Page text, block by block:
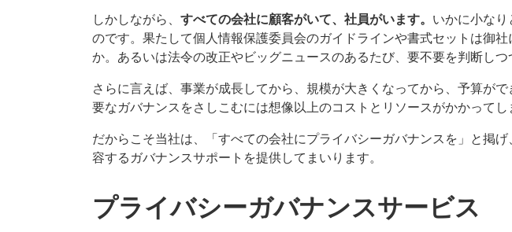
しかしながら、 すべての会社に顧客がいて、社員がいます。 いかに小な
のです。果たして個人情報保護委員会のガイドラインや書式セットは御
か。あるいは法令の改正やビッグニュースのあるたび、要不要を判断し
さらに言えば、事業が成長してから、規模が大きくなってから、予算が
要なガバナンスをさしこむには想像以上のコストとリソースがかかってし
だからこそ当社は、「すべての会社にプライバシーガバナンスを」と掲
容するガバナンスサポートを提供してまいります。
プライバシーガバナンスサービス